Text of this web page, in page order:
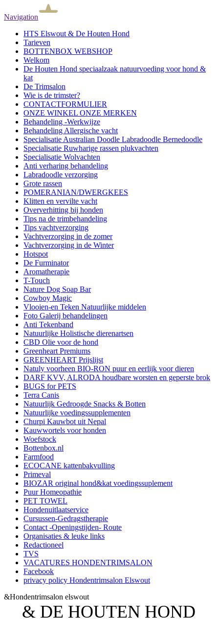
Navigation
HTS Elswout & De Houten Hond
Tarieven
BOTTENBOX WEBSHOP
Welkom
De Houten Hond speciaalzaak natuurvoeding voor hond &
kat
De Trimsalon
Wie is de trimster?
CONTACTFORMULIER
ONZE WINKEL ONZE MERKEN
Behandeling -Werkwijze
Behandeling Allergische vacht
Specialisatie Australian Doodle Labradoodle Bernedoodle
Specialisatie Ruwharige rassen plukvachten
Specialisatie Wolvachten
Anti verharing behandeling
Labradoodle verzorging
Grote rassen
POMERANIAN/DWERGKEES
Klitten en vervilte vacht
Oververhitting bij honden
Tips na de trimbehandeling
Tips vachtverzorging
Vachtverzorging in de zomer
Vachtverzorging in de Winter
Hotspot
De Furminator
Aromatherapie
T-Touch
Nature Dog Soap Bar
Cowboy Magic
Vlooien-en Teken Natuurlijke middelen
Foto Galerij behandelingen
Anti Tekenband
Natuurlijke Holistische dierenartsen
CBD Olie voor de hond
Greenheart Premiums
GREENHEART Prijslijst
Natuly voorheen BIO-RON puur en eerlijk voor dieren
DARF KVV, ALRODA houdbare worsten en geperste brok
BUGS for PETS
Terra Canis
Natuurlijk Gedroogde Snacks & Botten
Natuurlijke voedingssupplementen
Churpi Kauwbot uit Nepal
Kauwwortels voor honden
Woefstock
Bottenbox.nl
Farmfood
ECOCANE kattenbakvulling
Primeval
BIOZAR original hond&kat voedingssuplement
Puur Homeopathie
PET TOWEL
Hondenuitlaatservice
Cursussen-Gedragstherapie
Contact -Openingstijden- Route
Organisaties & leuke links
Redactioneel
TVS
VACATURES HONDENTRIMSALON
Facebook
privacy policy Hondentrimsalon Elswout
&Hondentrimsalon elswout
& DE HOUTEN HOND